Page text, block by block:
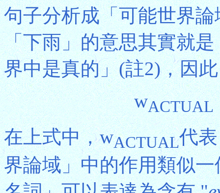
句子分析成「可能世界
「下雨」的意思其實就
界中是真的」(註2)，因
wACTUAL
在上式中，wACTUAL代
界論域」中的作用類似